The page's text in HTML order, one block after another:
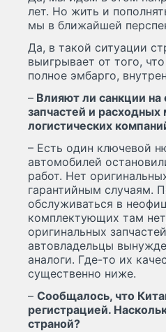
лет. Но жить и
мы в ближайшей
Да, в такой ситуации
выигрывает от того,
полное эмбарго,
– Влияют ли санкции на
запчастей и расходных
логистических
– Есть один ключевой
автомобилей
работ. Нет
гарантийным случаям.
обслуживаться в
комплектующих там
оригинальных
автовладельцы
аналоги. Где-то их
существенно ниже.
– Сообщалось, что
регистрацией.
страной?